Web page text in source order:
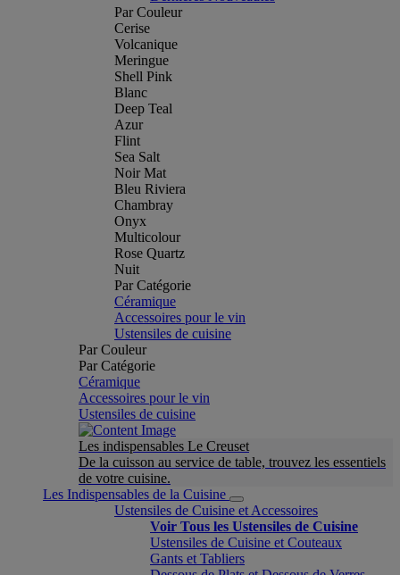
Par Couleur
Cerise
Volcanique
Meringue
Shell Pink
Blanc
Deep Teal
Azur
Flint
Sea Salt
Noir Mat
Bleu Riviera
Chambray
Onyx
Multicolour
Rose Quartz
Nuit
Par Catégorie
Céramique
Accessoires pour le vin
Ustensiles de cuisine
Par Couleur
Par Catégorie
Céramique
Accessoires pour le vin
Ustensiles de cuisine
Les indispensables Le Creuset
De la cuisson au service de table, trouvez les essentiels
de votre cuisine.
Les Indispensables de la Cuisine
Ustensiles de Cuisine et Accessoires
Voir Tous les Ustensiles de Cuisine
Ustensiles de Cuisine et Couteaux
Gants et Tabliers